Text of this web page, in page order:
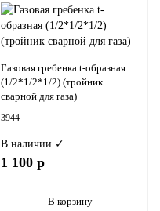
Газовая гребенка t-образная
(1/2*1/2*1/2) (тройник
сварной для газа)
3944
В наличии ✓
1 100 р
В корзину